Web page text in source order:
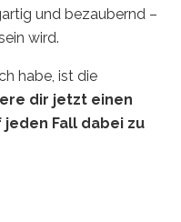
und bezaubernd –
wird.
habe, ist die
dir jetzt einen
Fall dabei zu